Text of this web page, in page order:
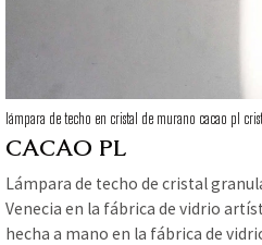
lámpara de techo en cristal de murano cacao pl
CACAO PL
Lámpara de techo de cristal
Venecia en la fábrica de vidrio
hecha a mano en la fábrica de